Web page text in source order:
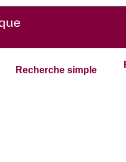
Recherche simple